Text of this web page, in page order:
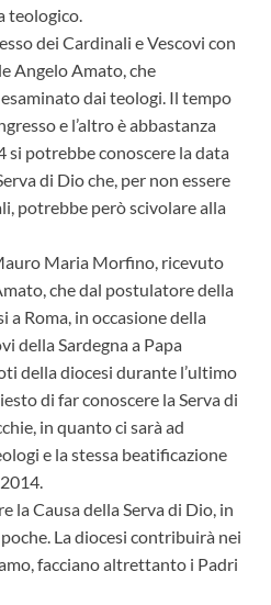
teologico.
dei Cardinali e Vescovi con
Angelo Amato, che
dai teologi. Il tempo
e l’altro è abbastanza
si potrebbe conoscere la data
di Dio che, per non essere
potrebbe però scivolare alla
Maria Morfino, ricevuto
che dal postulatore della
a Roma, in occasione della
della Sardegna a Papa
della diocesi durante l’ultimo
di far conoscere la Serva di
in quanto ci sarà ad
e la stessa beatificazione
la Causa della Serva di Dio, in
La diocesi contribuirà nei
facciano altrettanto i Padri